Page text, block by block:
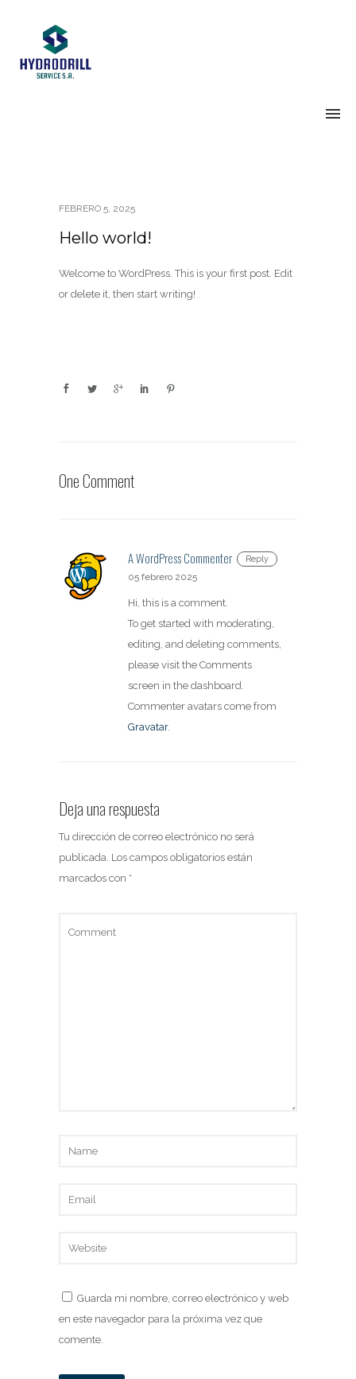
FEBRERO 5, 2025
Hello world!
Welcome to WordPress. This is your first post. Edit
or delete it, then start writing!
One Comment
Reply
A WordPress Commenter
05 febrero 2025
Hi, this is a comment.
To get started with moderating,
editing, and deleting comments,
please visit the Comments
screen in the dashboard.
Commenter avatars come from
Gravatar.
Deja una respuesta
Tu dirección de correo electrónico no será
publicada. Los campos obligatorios están
marcados con *
Guarda mi nombre, correo electrónico y web
en este navegador para la próxima vez que
comente.